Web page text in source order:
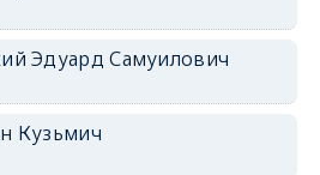
Эдуард Самуилович
Кузьмич